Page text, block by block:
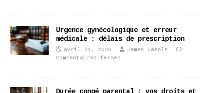
Urgence gynécologique et erreur
médicale : délais de prescription
avril 21, 2026
James Carols
Commentaires fermés
Durée congé parental : vos droits et